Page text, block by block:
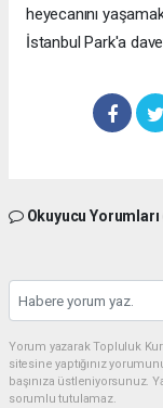
heyecanını
İstanbul Park'a
Okuyucu Yorumları
Yorum yazarak Topluluk
sitesine yaptığınız
başınıza üstleniyorsunuz.
sorumlu tutulamaz.